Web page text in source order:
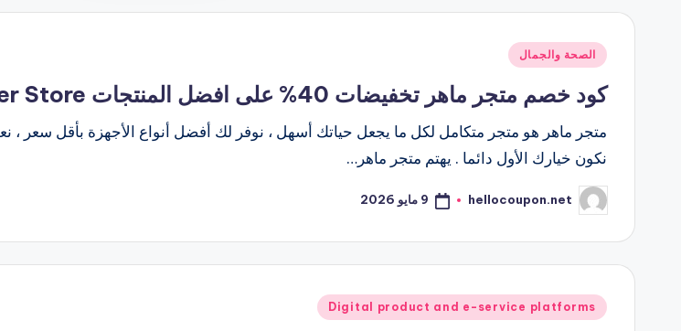
نُشرالصحة والجمال
كود خصم متجر ماهر تخفيضات 40% على افضل المنتجات Maher Store
متجر ماهر هو متجر متكامل لكل ما يجعل حياتك أسهل ، نوفر لك أفضل أنواع الأجهزة بأقل سعر ،
نكون خيارك الأول دائما . يهتم متجر ماهر…
تمّ
النشر
hellocoupon.net 9 مايو 2026
نُشرDigital product and e-service platforms